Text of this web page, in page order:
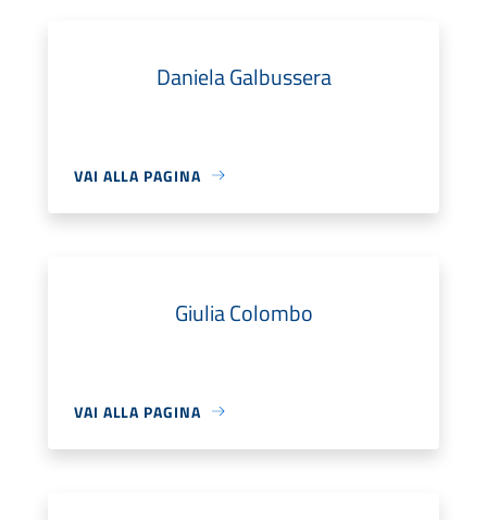
Daniela Galbussera
VAI ALLA PAGINA
Giulia Colombo
VAI ALLA PAGINA